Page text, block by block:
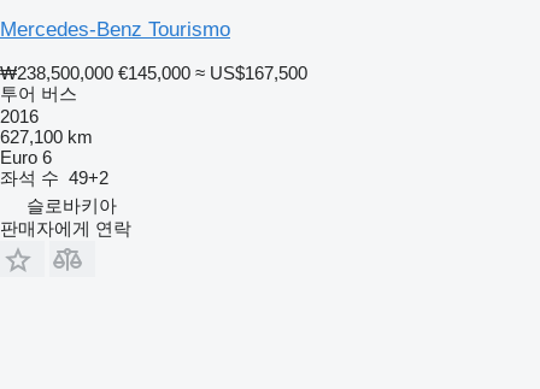
Mercedes-Benz Tourismo
₩238,500,000 €145,000 ≈ US$167,500
투어 버스
2016
627,100 km
Euro 6
좌석 수 49+2
슬로바키아
판매자에게 연락